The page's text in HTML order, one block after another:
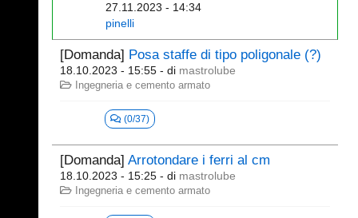
27.11.2023 - 14:34
pinelli
[Domanda] Posa staffe di tipo poligonale (?)
18.10.2023 - 15:55 - di mastrolube
Ingegneria e cemento armato
(0/37)
[Domanda] Arrotondare i ferri al cm
18.10.2023 - 15:25 - di mastrolube
Ingegneria e cemento armato